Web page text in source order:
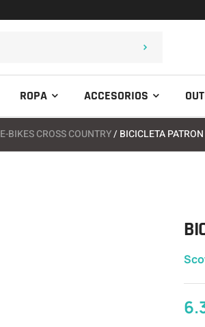
ROPA ACCESORIOS
E-BIKES CROSS COUNTRY/ BICICLETA